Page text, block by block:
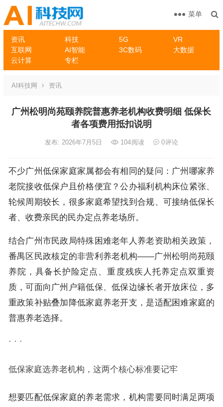
资讯 科技 5G
VR
互联网
AI智能 3C数码
大数据
云计算
专栏
菜单
AI科技网 资讯
广州松明尚苑颐养院普惠养老机构收费明细 低保长
者各项费用抵扣说明
发布: 2026年7月5日 104阅读 0评论
不少广州低保家庭家属都会有相同的疑问：广州哪家养
老院接收低保户且价格便宜？公办福利机构床位紧张、
轮候周期较长，很多家庭希望找到合规、可接纳低保长
者、收费亲民的民办定点养老场所。
结合广州市民政局特殊困难老年人养老资助相关政策，
番禺区民政核定的非营利养老机构——广州松明尚苑颐
养院，具备长护险定点、重度残疾人托养定点双重资
质，可面向广州户籍低保、低保边缘长者开放床位，多
重政策补贴叠加降低家庭养老开支，是适配困难家庭的
普惠养老选择。
· · ·
低保家庭选养老机构，这两个核心标准要记牢
想要匹配低保家庭的养老需求，机构需要同时满足两项